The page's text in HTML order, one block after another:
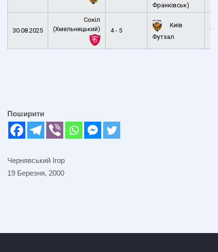
Франківськ)
30.08.2025
Сокіл
(Хмельницький)
4 - 5
Київ
Футзал
Поширити
Чернявський Ігор
19 Березня, 2000